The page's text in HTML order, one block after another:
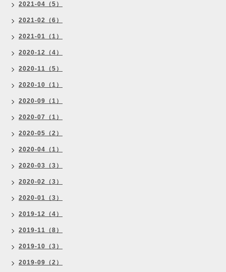
2021-04（5）
2021-02（6）
2021-01（1）
2020-12（4）
2020-11（5）
2020-10（1）
2020-09（1）
2020-07（1）
2020-05（2）
2020-04（1）
2020-03（3）
2020-02（3）
2020-01（3）
2019-12（4）
2019-11（8）
2019-10（3）
2019-09（2）